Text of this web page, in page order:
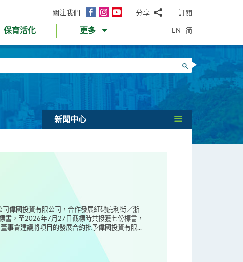
關注我們
面
InstagramYouTube分享
郵WhatsApp
微
信
面
書Twitter
LinkedIn
微
訂閱
保育活化 更多 EN 简
搜尋
新聞中心
偉國投資有限公司，合作發展紅磡庇利街／浙
書，至2026年7月27日截標時共接獲七份標書，
事會建議將項目的發展合約批予偉國投資有限...